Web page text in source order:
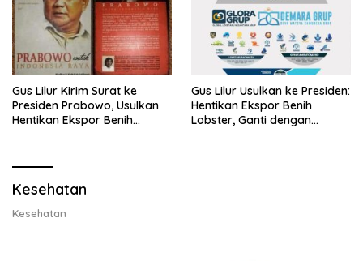
Gus Lilur Kirim Surat ke
Presiden Prabowo, Usulkan
Hentikan Ekspor Benih
Gus Lilur Usulkan ke Presiden:
Hentikan Ekspor Benih
Lobster, Ganti dengan
Kesehatan
Kesehatan